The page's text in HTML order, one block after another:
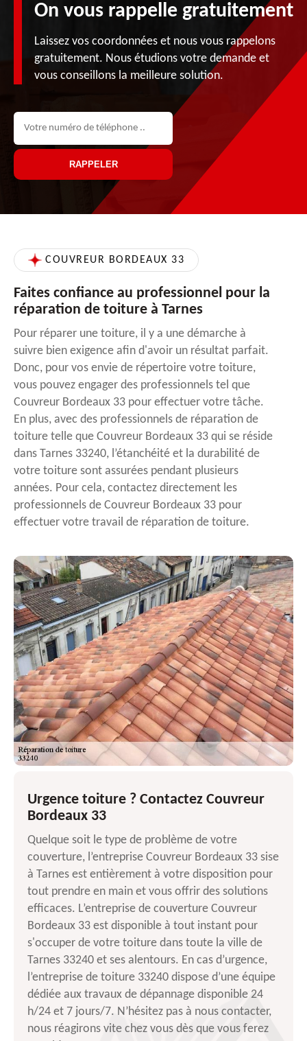
On vous rappelle gratuitement
Laissez vos coordonnées et nous vous rappelons
gratuitement. Nous étudions votre demande et
vous conseillons la meilleure solution.
COUVREUR BORDEAUX 33
Faites confiance au professionnel pour la
réparation de toiture à Tarnes
Pour réparer une toiture, il y a une démarche à
suivre bien exigence afin d'avoir un résultat parfait.
Donc, pour vos envie de répertoire votre toiture,
vous pouvez engager des professionnels tel que
Couvreur Bordeaux 33 pour effectuer votre tâche.
En plus, avec des professionnels de réparation de
toiture telle que Couvreur Bordeaux 33 qui se réside
dans Tarnes 33240, l’étanchéité et la durabilité de
votre toiture sont assurées pendant plusieurs
années. Pour cela, contactez directement les
professionnels de Couvreur Bordeaux 33 pour
effectuer votre travail de réparation de toiture.
Urgence toiture ? Contactez Couvreur
Bordeaux 33
Quelque soit le type de problème de votre
couverture, l’entreprise Couvreur Bordeaux 33 sise
à Tarnes est entièrement à votre disposition pour
tout prendre en main et vous offrir des solutions
efficaces. L’entreprise de couverture Couvreur
Bordeaux 33 est disponible à tout instant pour
s'occuper de votre toiture dans toute la ville de
Tarnes 33240 et ses alentours. En cas d’urgence,
l’entreprise de toiture 33240 dispose d’une équipe
dédiée aux travaux de dépannage disponible 24
h/24 et 7 jours/7. N’hésitez pas à nous contacter,
nous réagirons vite chez vous dès que vous ferez